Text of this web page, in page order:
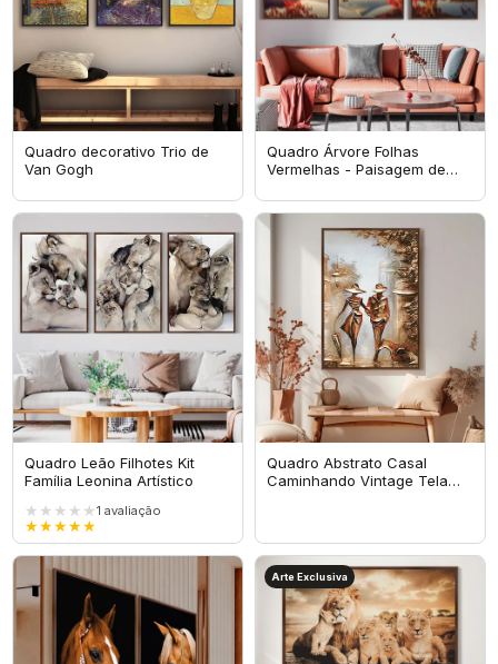
Quadro decorativo Trio de
Van Gogh
Quadro Árvore Folhas
Vermelhas - Paisagem de
Quadro Leão Filhotes Kit
Família Leonina Artístico
★★★★★
★★★★★
1 avaliação
Quadro Abstrato Casal
Caminhando Vintage Tela
Arte Exclusiva